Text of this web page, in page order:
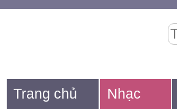
dung.
cá
nhân
kiếm
Navigation
Trang chủ Nhạc